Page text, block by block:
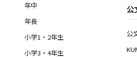
年中
年長
小学1・2年生
小学3・4年生
公
公